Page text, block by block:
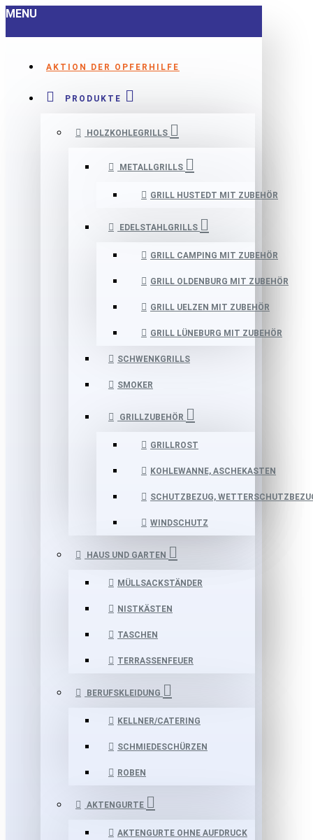
MENU
AKTION DER OPFERHILFE
PRODUKTE
HOLZKOHLEGRILLS
METALLGRILLS
GRILL HUSTEDT MIT ZUBEHÖR
EDELSTAHLGRILLS
GRILL CAMPING MIT ZUBEHÖR
GRILL OLDENBURG MIT ZUBEHÖR
GRILL UELZEN MIT ZUBEHÖR
GRILL LÜNEBURG MIT ZUBEHÖR
SCHWENKGRILLS
SMOKER
GRILLZUBEHÖR
GRILLROST
KOHLEWANNE, ASCHEKASTEN
SCHUTZBEZUG,
WINDSCHUTZ
HAUS UND GARTEN
MÜLLSACKSTÄNDER
NISTKÄSTEN
TASCHEN
TERRASSENFEUER
BERUFSKLEIDUNG
KELLNER/CATERING
SCHMIEDESCHÜRZEN
ROBEN
AKTENGURTE
AKTENGURTE OHNE AUFDRUCK